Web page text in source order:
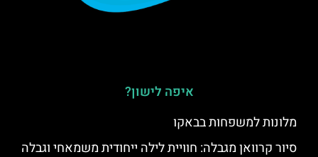
איפה לישון?
מלונות למשפחות בבאקו
סיור קרוואן מגבלה: חוויית לילה ייחודית משמאחי וגבלה